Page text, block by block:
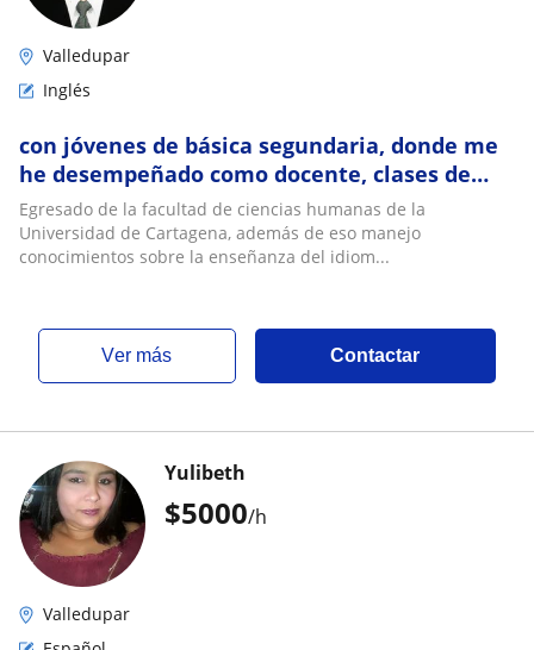
Valledupar
Inglés
con jóvenes de básica segundaria, donde me
he desempeñado como docente, clases de
Sociales, Catedra de la Historia, Filosofía, Gra
Egresado de la facultad de ciencias humanas de la
Universidad de Cartagena, además de eso manejo
conocimientos sobre la enseñanza del idiom...
ver más Contactar
$5000/h
Yulibeth
Valledupar